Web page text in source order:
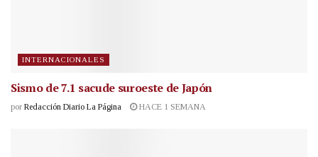
INTERNACIONALES
Sismo de 7.1 sacude suroeste de Japón
por Redacción Diario La Página HACE 1 SEMANA